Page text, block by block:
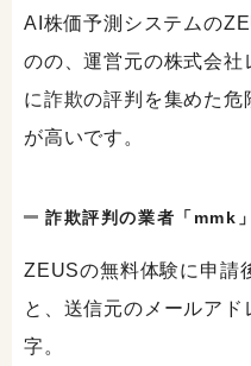
AI株価予測システムの
のの、運営元の株式会
に詐欺の評判を集めた
が高いです。
詐欺評判の業者「mmk
ZEUSの無料体験に申請
と、送信元のメールア
字。